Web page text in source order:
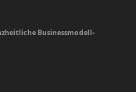
Businessmodell-